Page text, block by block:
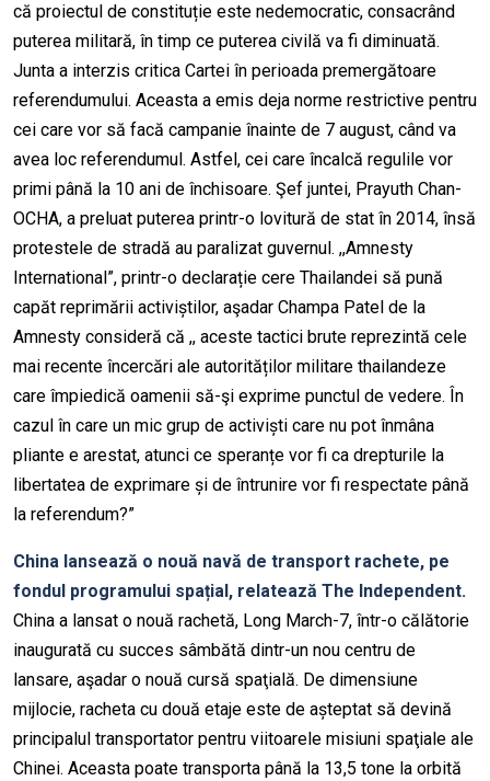
că proiectul de constituție este nedemocratic, consacrând
puterea militară, în timp ce puterea civilă va fi diminuată.
Junta a interzis critica Cartei în perioada premergătoare
referendumului. Aceasta a emis deja norme restrictive pentru
cei care vor să facă campanie înainte de 7 august, când va
avea loc referendumul. Astfel, cei care încalcă regulile vor
primi până la 10 ani de închisoare. Şef juntei, Prayuth Chan-
OCHA, a preluat puterea printr-o lovitură de stat în 2014, însă
protestele de stradă au paralizat guvernul. ,,Amnesty
International”, printr-o declarație cere Thailandei să pună
capăt reprimării activiștilor, aşadar Champa Patel de la
Amnesty consideră că ,, aceste tactici brute reprezintă cele
mai recente încercări ale autorităților militare thailandeze
care împiedică oamenii să-şi exprime punctul de vedere. În
cazul în care un mic grup de activiști care nu pot înmâna
pliante e arestat, atunci ce speranțe vor fi ca drepturile la
libertatea de exprimare și de întrunire vor fi respectate până
la referendum?”
China lansează o nouă navă de transport rachete, pe
fondul programului spațial, relatează The Independent.
China a lansat o nouă rachetă, Long March-7, într-o călătorie
inaugurată cu succes sâmbătă dintr-un nou centru de
lansare, aşadar o nouă cursă spaţială. De dimensiune
mijlocie, racheta cu două etaje este de așteptat să devină
principalul transportator pentru viitoarele misiuni spaţiale ale
Chinei. Aceasta poate transporta până la 13,5 tone la orbită